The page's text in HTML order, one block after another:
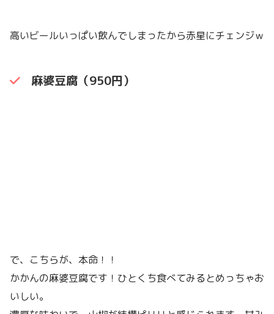
高いビールいっぱい飲んでしまったから赤星にチェンジｗ
麻婆豆腐（950円）
で、こちらが、本命！！
かかんの麻婆豆腐です！ひとくち食べてみるとめっちゃお
いしい。